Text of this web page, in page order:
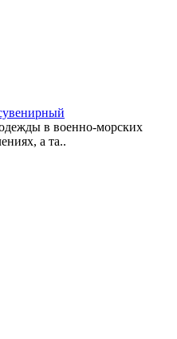
в военно-морских
а та..